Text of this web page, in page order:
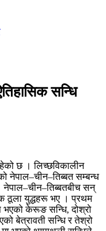
सन्धि
छ । लिच्छविकालीन
नेपाल–चीन–तिब्बत सम्बन्ध
सन्
ठूला युद्धहरू भए । प्रथम
केरूङ सन्धि, दोश्रो
बेत्रावती सन्धि र तेश्रो